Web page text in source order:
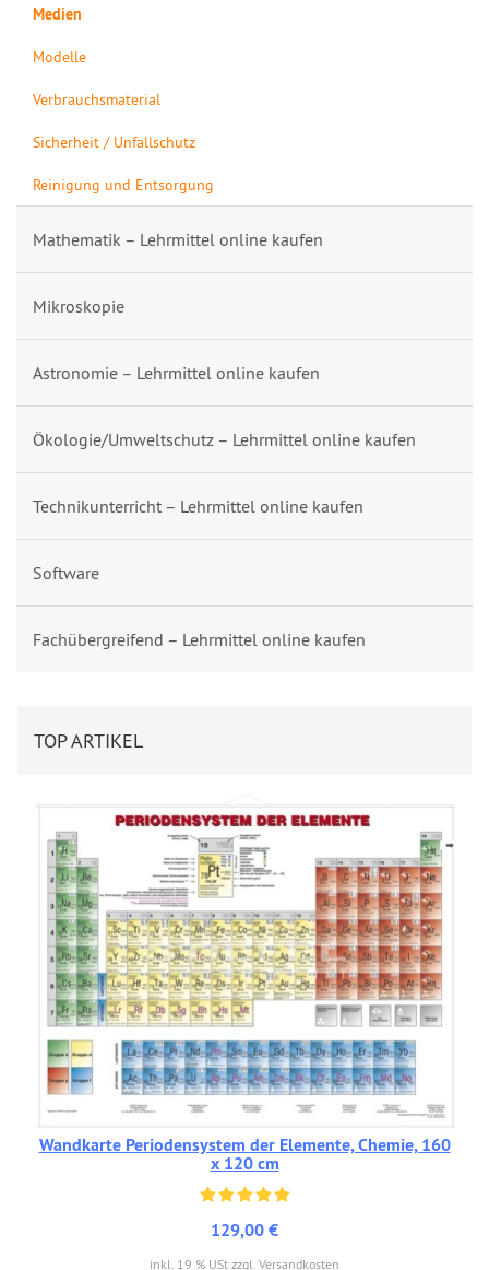
Medien
Modelle
Verbrauchsmaterial
Sicherheit / Unfallschutz
Reinigung und Entsorgung
Mathematik – Lehrmittel online kaufen
Mikroskopie
Astronomie – Lehrmittel online kaufen
Ökologie/Umweltschutz – Lehrmittel online kaufen
Technikunterricht – Lehrmittel online kaufen
Software
Fachübergreifend – Lehrmittel online kaufen
TOP ARTIKEL
Wandkarte Periodensystem der Elemente, Chemie, 160
x 120 cm
129,00 €
inkl. 19 % USt zzgl. Versandkosten